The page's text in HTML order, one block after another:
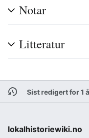
Notar
Litteratur
Sist redigert for 1
lokalhistoriewiki.no